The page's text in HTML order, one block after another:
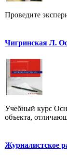
Проведите
Чигринская Л.
Учебный курс
объекта,
Журналистское